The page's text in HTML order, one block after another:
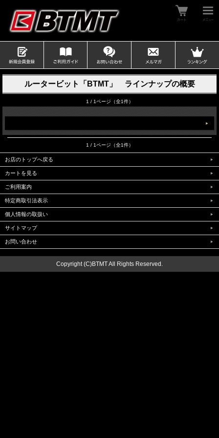
ルータービット「BTMT」 ラインナップの概要
1 / 1ページ（全1件）
1 / 1ページ（全1件）
お店のトップへ戻る
カートを見る
ご利用案内
特定商取引法表示
個人情報の取扱い
サイトマップ
お問い合わせ
Copyright (C)BTMT All Rights Reserved.